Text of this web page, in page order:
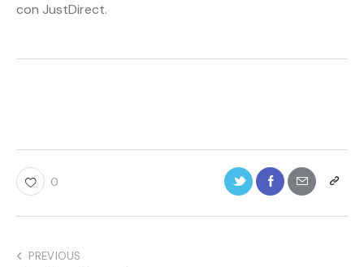
con JustDirect.
0
PREVIOUS